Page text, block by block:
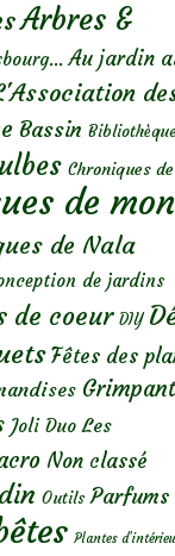
Arbres &
Au jardin
Bassin Bibliothèque
Chroniques de
de mon
de Nala
de jardins
de coeur DIY
Fêtes des
Joli Duo Les
Non classé
Outils Parfums
Plantes